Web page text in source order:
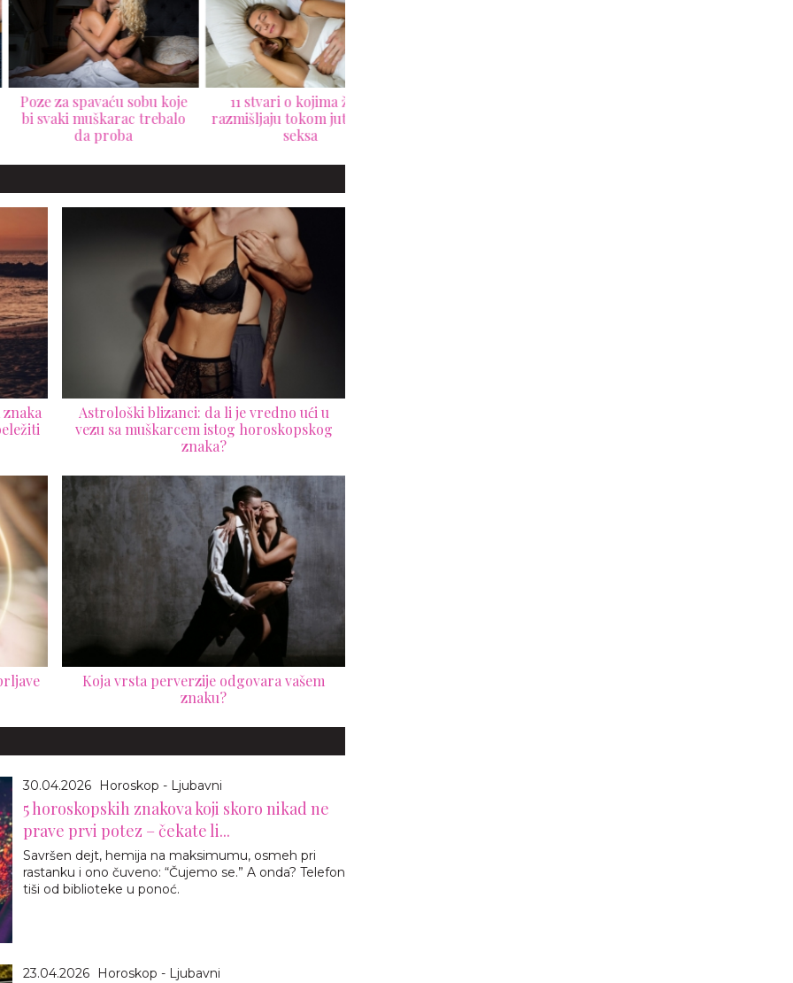
za spavaću sobu koje
muškarac trebalo
da proba
11 stvari o kojima žene
razmišljaju tokom jutarnjeg
Astrološki blizanci: da li je vredno ući u
vezu sa muškarcem istog horoskopskog
znaka?
Koja vrsta perverzije odgovara vašem
znaku?
30.04.2026 Horoskop - Ljubavni
5 horoskopskih znakova koji skoro nikad ne
prave prvi potez – čekate li...
Savršen dejt, hemija na maksimumu, osmeh pri
rastanku i ono čuveno: “Čujemo se.” A onda? Telefon
tiši od biblioteke u ponoć.
23.04.2026 Horoskop - Ljubavni